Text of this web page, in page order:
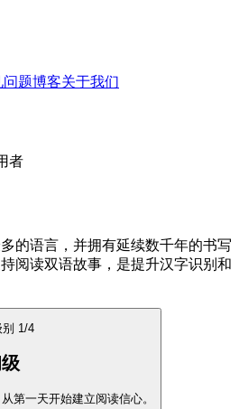
问题博客关于我们
者
的语言，并拥有延续数千年的书写
阅读双语故事，是提升汉字识别和
1 /4
第一天开始建立阅读信心。